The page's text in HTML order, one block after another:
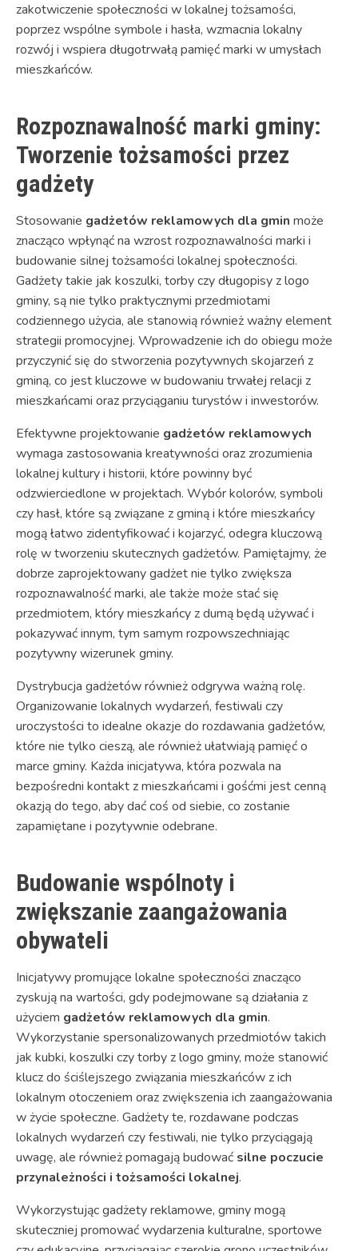
zakotwiczenie społeczności w lokalnej tożsamości,
poprzez wspólne symbole i hasła, wzmacnia lokalny
rozwój i wspiera długotrwałą pamięć marki w umysłach
mieszkańców.
Rozpoznawalność marki gminy:
Tworzenie tożsamości przez
gadżety
Stosowanie gadżetów reklamowych dla gmin może
znacząco wpłynąć na wzrost rozpoznawalności marki i
budowanie silnej tożsamości lokalnej społeczności.
Gadżety takie jak koszulki, torby czy długopisy z logo
gminy, są nie tylko praktycznymi przedmiotami
codziennego użycia, ale stanowią również ważny element
strategii promocyjnej. Wprowadzenie ich do obiegu może
przyczynić się do stworzenia pozytywnych skojarzeń z
gminą, co jest kluczowe w budowaniu trwałej relacji z
mieszkańcami oraz przyciąganiu turystów i inwestorów.
Efektywne projektowanie gadżetów reklamowych
wymaga zastosowania kreatywności oraz zrozumienia
lokalnej kultury i historii, które powinny być
odzwierciedlone w projektach. Wybór kolorów, symboli
czy hasł, które są związane z gminą i które mieszkańcy
mogą łatwo zidentyfikować i kojarzyć, odegra kluczową
rolę w tworzeniu skutecznych gadżetów. Pamiętajmy, że
dobrze zaprojektowany gadżet nie tylko zwiększa
rozpoznawalność marki, ale także może stać się
przedmiotem, który mieszkańcy z dumą będą używać i
pokazywać innym, tym samym rozpowszechniając
pozytywny wizerunek gminy.
Dystrybucja gadżetów również odgrywa ważną rolę.
Organizowanie lokalnych wydarzeń, festiwali czy
uroczystości to idealne okazje do rozdawania gadżetów,
które nie tylko cieszą, ale również ułatwiają pamięć o
marce gminy. Każda inicjatywa, która pozwala na
bezpośredni kontakt z mieszkańcami i gośćmi jest cenną
okazją do tego, aby dać coś od siebie, co zostanie
zapamiętane i pozytywnie odebrane.
Budowanie wspólnoty i
zwiększanie zaangażowania
obywateli
Inicjatywy promujące lokalne społeczności znacząco
zyskują na wartości, gdy podejmowane są działania z
użyciem gadżetów reklamowych dla gmin.
Wykorzystanie spersonalizowanych przedmiotów takich
jak kubki, koszulki czy torby z logo gminy, może stanowić
klucz do ściślejszego związania mieszkańców z ich
lokalnym otoczeniem oraz zwiększenia ich zaangażowania
w życie społeczne. Gadżety te, rozdawane podczas
lokalnych wydarzeń czy festiwali, nie tylko przyciągają
uwagę, ale również pomagają budować silne poczucie
przynależności i tożsamości lokalnej.
Wykorzystując gadżety reklamowe, gminy mogą
skuteczniej promować wydarzenia kulturalne, sportowe